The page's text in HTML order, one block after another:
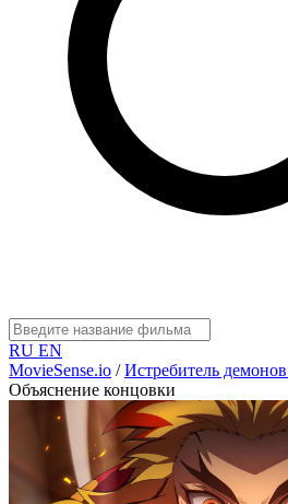
RU EN
MovieSense.io / Истребитель
Объяснение концовки